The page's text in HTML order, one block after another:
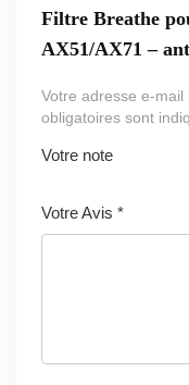
Filtre Breathe
AX51/AX71 –
Votre adresse e-mail
obligatoires sont
Votre note
oi
s
5
Votre Avis *